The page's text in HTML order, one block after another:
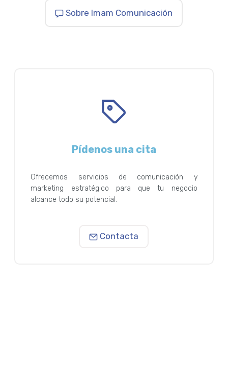
Sobre Imam Comunicación
Pídenos una cita
Ofrecemos servicios de comunicación y
marketing estratégico para que tu negocio
alcance todo su potencial.
Contacta